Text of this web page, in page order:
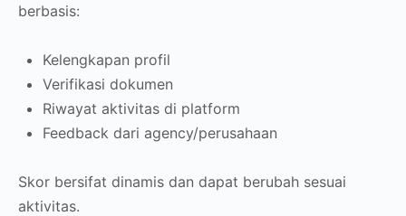
berbasis:
Kelengkapan profil
Verifikasi dokumen
Riwayat aktivitas di platform
Feedback dari agency/perusahaan
Skor bersifat dinamis dan dapat berubah sesuai
aktivitas.